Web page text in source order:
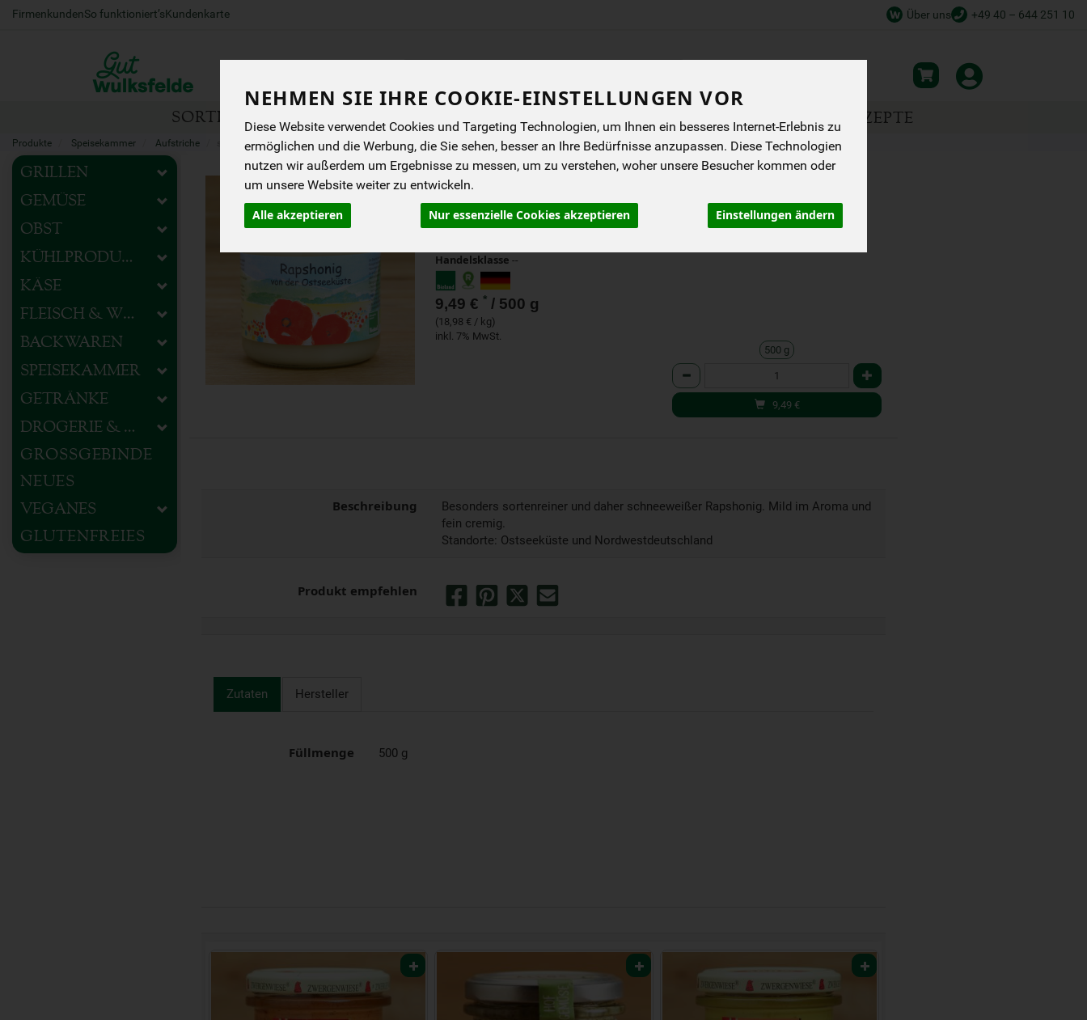
NEHMEN SIE IHRE COOKIE-EINSTELLUNGEN VOR
Diese Website verwendet Cookies und Targeting Technologien, um Ihnen ein besseres Internet-Erlebnis zu
ermöglichen und die Werbung, die Sie sehen, besser an Ihre Bedürfnisse anzupassen. Diese Technologien
nutzen wir außerdem um Ergebnisse zu messen, um zu verstehen, woher unsere Besucher kommen oder
um unsere Website weiter zu entwickeln.
Alle akzeptieren Nur essenzielle Cookies akzeptieren Einstellungen ändern
FirmenkundenSo funktioniert’sKundenkarte +49 40 – 644 251 10
Über uns
SORTIMENT HOFEIGENES BIOKISTEN ANGEBOTE NEUES INSPIRATION REZEPTE
Produkte Speisekammer Aufstriche süße Aufstriche
GRILLEN
GEMÜSE
OBST
KÜHLPRODUKTE
KÄSE
FLEISCH & WURST
BACKWAREN
SPEISEKAMMER
GETRÄNKE
DROGERIE & HAUSHALT
GROSSGEBINDE
NEUES
VEGANES
GLUTENFREIES
HONIG RAPS KLINKER 500 G
Imkerei Ludger Klinker
Handelsklasse --
9,49 € * / 500 g
(18,98 € / kg)
inkl. 7% MwSt.
500 g
Anzahl
9,49 €
Beschreibung
Besonders sortenreiner und daher schneeweißer Rapshonig. Mild im Aroma und
fein cremig.
Standorte: Ostseeküste und Nordwestdeutschland
Produkt empfehlen
Zutaten Hersteller
Füllmenge 500 g